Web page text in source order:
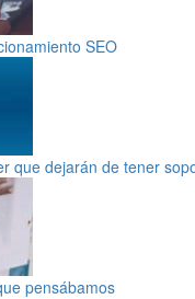
SEO
que dejarán de tener
pensábamos